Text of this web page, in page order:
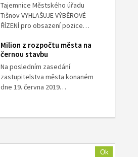
Tajemnice Městského úřadu
Tišnov VYHLAŠUJE VÝBĚROVÉ
ŘÍZENÍ pro obsazení pozice…
Milion z rozpočtu města na
černou stavbu
Na posledním zasedání
zastupitelstva města konaném
dne 19. června 2019…
Ok